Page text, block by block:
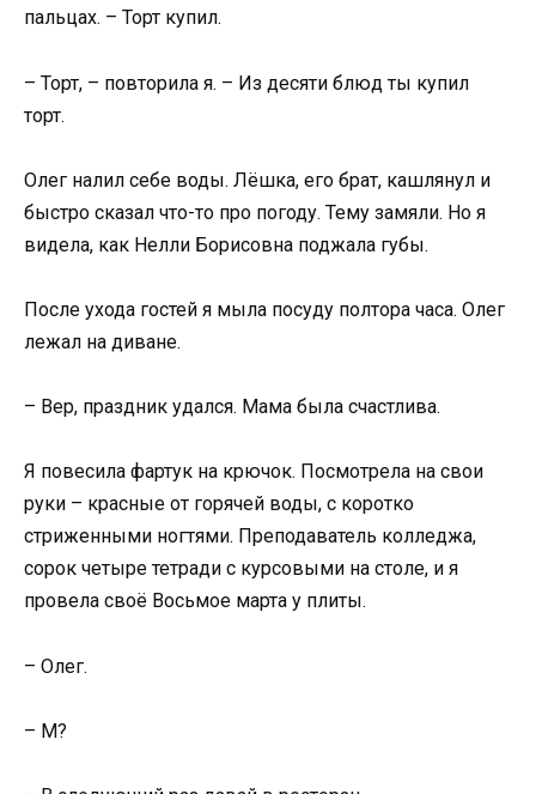
пальцах. – Торт купил.
– Торт, – повторила я. – Из десяти блюд ты купил
торт.
Олег налил себе воды. Лёшка, его брат, кашлянул и
быстро сказал что-то про погоду. Тему замяли. Но я
видела, как Нелли Борисовна поджала губы.
После ухода гостей я мыла посуду полтора часа. Олег
лежал на диване.
– Вер, праздник удался. Мама была счастлива.
Я повесила фартук на крючок. Посмотрела на свои
руки – красные от горячей воды, с коротко
стриженными ногтями. Преподаватель колледжа,
сорок четыре тетради с курсовыми на столе, и я
провела своё Восьмое марта у плиты.
– Олег.
– М?